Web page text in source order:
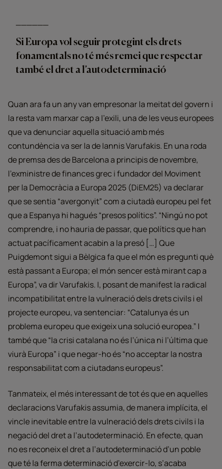
Si Europa vol seguir protegint els drets
fonamentals no té més remei que respectar
també el dret a l’autodeterminació
Quan ara fa un any van empresonar la meitat del govern i
la resta vam marxar cap a l’exili, una de les veus europees
que va denunciar aquella situació amb més
contundència va ser la de Iannis Varufakis. En una roda
de premsa des de Barcelona a principis de novembre,
l’exministre de finances grec i fundador del Moviment
per la Democràcia a Europa 2025 (DiEM25) va declarar
que se sentia “avergonyit” com a ciutadà europeu pel fet
que a Espanya hi hagués “presos polítics”. “Ningú no pot
comprendre, i no hauria de passar, que polítics que han
actuat pacíficament acabin a la presó […] Que
Puigdemont sigui a Bèlgica fa que el món es pregunti què
està passant a Europa; el món sencer està mirant cap a
Europa”, va dir Varufakis. I, posant de manifest la radical
incompatibilitat entre la vulneració dels drets civils i el
projecte europeu, va sentenciar: “Catalunya és un
problema europeu que exigeix una solució europea.” I
també que “la crisi catalana no és l’única ni l’última que
viurà Europa” i que negar-ho és “no acceptar la nostra
responsabilitat com a ciutadans europeus”.
Tanmateix, el més interessant de tot és que en aquelles
declaracions Varufakis assumia, de manera implícita, el
vincle inevitable entre la vulneració dels drets civils i la
negació del dret a l’autodeterminació. En efecte, quan
no es reconeix el dret a l’autodeterminació d’un poble
que té la ferma determinació d’exercir-lo, s’acaba